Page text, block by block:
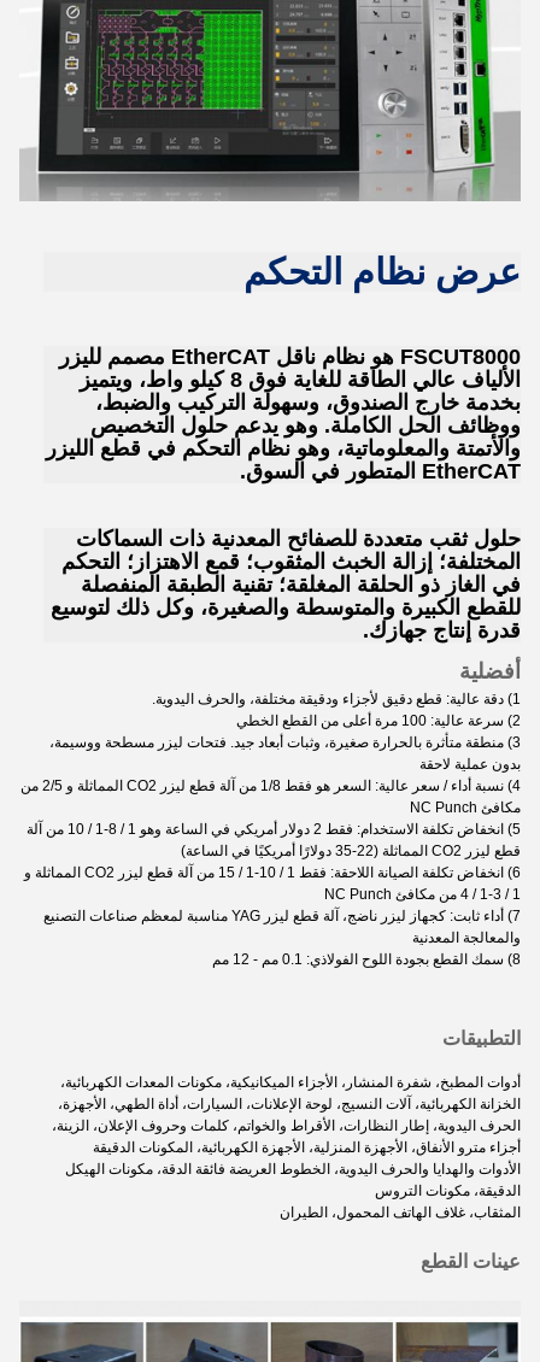
عرض نظام التحكم
FSCUT8000 هو نظام ناقل EtherCAT مصمم لليزر
الألياف عالي الطاقة للغاية فوق 8 كيلو واط، ويتميز
بخدمة خارج الصندوق، وسهولة التركيب والضبط،
ووظائف الحل الكاملة. وهو يدعم حلول التخصيص
والأتمتة والمعلوماتية، وهو نظام التحكم في قطع الليزر
EtherCAT المتطور في السوق.
حلول ثقب متعددة للصفائح المعدنية ذات السماكات
المختلفة؛ إزالة الخبث المثقوب؛ قمع الاهتزاز؛ التحكم
في الغاز ذو الحلقة المغلقة؛ تقنية الطبقة المنفصلة
للقطع الكبيرة والمتوسطة والصغيرة، وكل ذلك لتوسيع
قدرة إنتاج جهازك.
أفضلية
1) دقة عالية: قطع دقيق لأجزاء ودقيقة مختلفة، والحرف اليدوية.
2) سرعة عالية: 100 مرة أعلى من القطع الخطي
3) منطقة متأثرة بالحرارة صغيرة، وثبات أبعاد جيد. فتحات ليزر مسطحة ووسيمة،
بدون عملية لاحقة
4) نسبة أداء / سعر عالية: السعر هو فقط 1/8 من آلة قطع ليزر CO2 المماثلة و 2/5 من
مكافئ NC Punch
5) انخفاض تكلفة الاستخدام: فقط 2 دولار أمريكي في الساعة وهو 1 / 8-1 / 10 من آلة
قطع ليزر CO2 المماثلة (22-35 دولارًا أمريكيًا في الساعة)
6) انخفاض تكلفة الصيانة اللاحقة: فقط 1 / 10-1 / 15 من آلة قطع ليزر CO2 المماثلة و
1 / 3-1 / 4 من مكافئ NC Punch
7) أداء ثابت: كجهاز ليزر ناضج، آلة قطع ليزر YAG مناسبة لمعظم صناعات التصنيع
والمعالجة المعدنية
8) سمك القطع بجودة اللوح الفولاذي: 0.1 مم - 12 مم
التطبيقات
أدوات المطبخ، شفرة المنشار، الأجزاء الميكانيكية، مكونات المعدات الكهربائية،
الخزانة الكهربائية، آلات النسيج، لوحة الإعلانات، السيارات، أداة الطهي، الأجهزة،
الحرف اليدوية، إطار النظارات، الأقراط والخواتم، كلمات وحروف الإعلان، الزينة،
أجزاء مترو الأنفاق، الأجهزة المنزلية، الأجهزة الكهربائية، المكونات الدقيقة
الأدوات والهدايا والحرف اليدوية، الخطوط العريضة فائقة الدقة، مكونات الهيكل
الدقيقة، مكونات التروس
المثقاب، غلاف الهاتف المحمول، الطيران
عينات القطع